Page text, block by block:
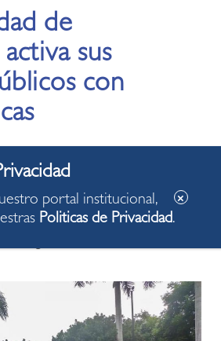
de
sus
con
Miraflores continúa difundiendo
con una presentación de bailes
portal institucional,
Politicas de Privacidad.